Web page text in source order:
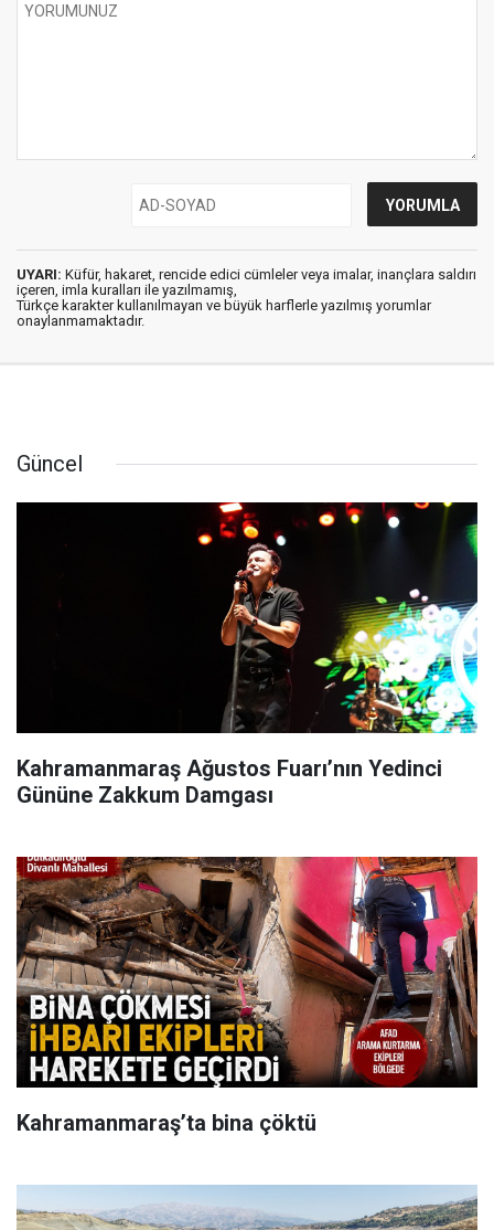
UYARI: Küfür, hakaret, rencide edici cümleler veya imalar, inançlara saldırı
içeren, imla kuralları ile yazılmamış,
Türkçe karakter kullanılmayan ve büyük harflerle yazılmış yorumlar
onaylanmamaktadır.
Güncel
Kahramanmaraş Ağustos Fuarı’nın Yedinci
Gününe Zakkum Damgası
Kahramanmaraş’ta bina çöktü